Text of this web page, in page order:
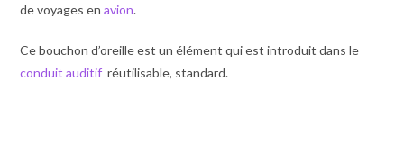
de voyages enavion.
Ce bouchon d’oreille est un élément qui est introduit dans le
conduit auditif réutilisable, standard.